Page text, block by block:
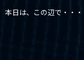
本日は、この辺で・・・